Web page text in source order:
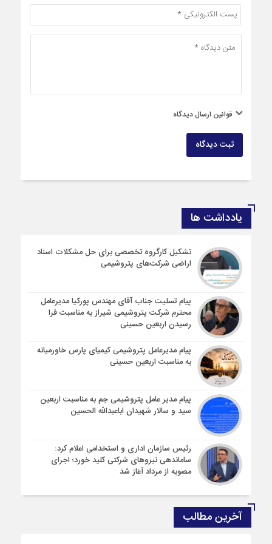
قوانین ارسال دیدگاه
ثبت دیدگاه
یادداشت ها
تشکیل کارگروه تخصصی برای حل مشکلات اسناد
اراضی شرکت‌های پتروشیمی
پیام تسلیت جناب آقای مهندس پوركیا مدیرعامل
محترم شركت پتروشیمی شیراز به مناسبت فرا
رسیدن اربعین حسینی
پیام مدیرعامل پتروشیمی کیمیای پارس خاورمیانه
به مناسبت اربعین حسینی
پیام مدیر عامل پتروشیمی جم به مناسبت اربعین
سید و سالار شهیدان اباعبدالله الحسین
رئیس سازمان اداری و استخدامی اعلام کرد:
ساماندهی نیروهای شرکتی کلید خورد؛ اجرای
مصوبه از مرداد آغاز شد
آخرین مطالب